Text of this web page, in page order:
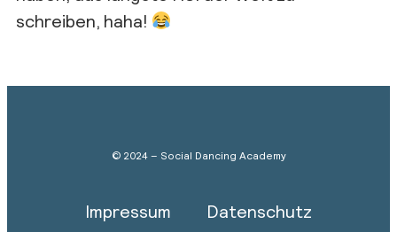
schreiben, haha!
© 2024 – Social Dancing Academy
Impressum Datenschutz